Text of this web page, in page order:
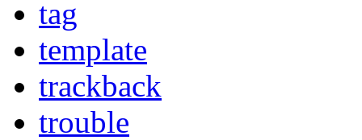
tag
template
trackback
trouble